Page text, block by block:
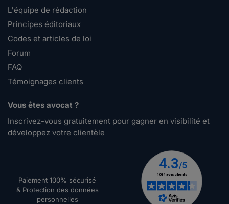
L'équipe de rédaction
Principes éditoriaux
Codes et articles de loi
Forum
FAQ
Témoignages clients
Vous êtes avocat ?
Inscrivez-vous gratuitement pour gagner en visibilité et
développez votre clientèle
Paiement 100% sécurisé
& Protection des données
personnelles